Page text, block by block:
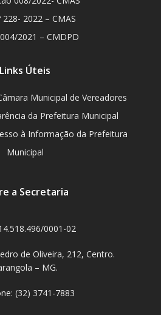
228- 2022 – CMAS
2021 – CMDPD
Links Úteis
Municipal de Vereadores
da Prefeitura Municipal
à Informação da Prefeitura
Municipal
a Secretaria
0001-02
de Oliveira, 212, Centro.
– MG.
(32) 3741-7883